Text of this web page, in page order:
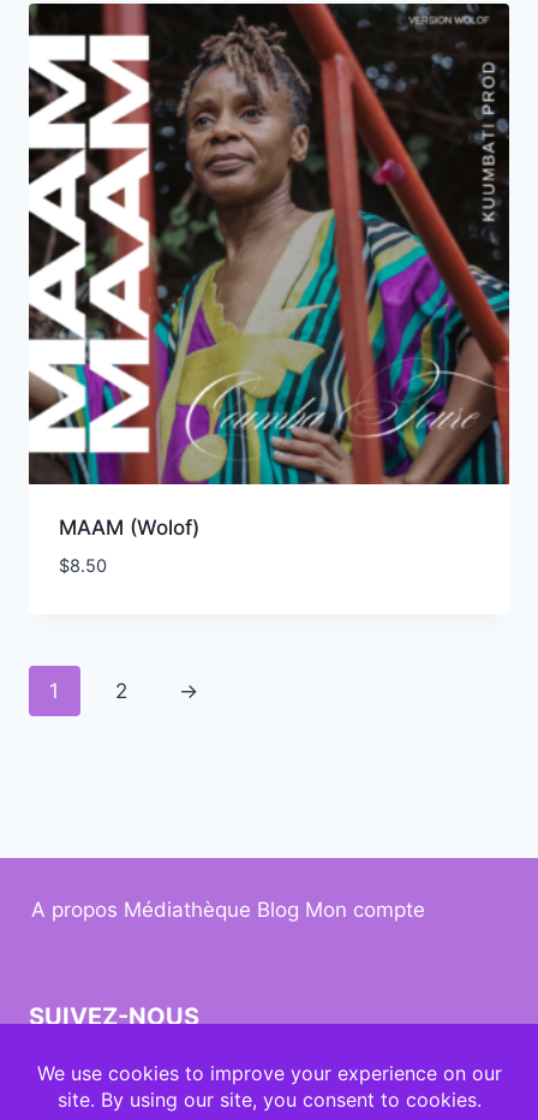
MAAM (Wolof)
$8.50
1 2 →
A propos Médiathèque Blog Mon compte
SUIVEZ-NOUS